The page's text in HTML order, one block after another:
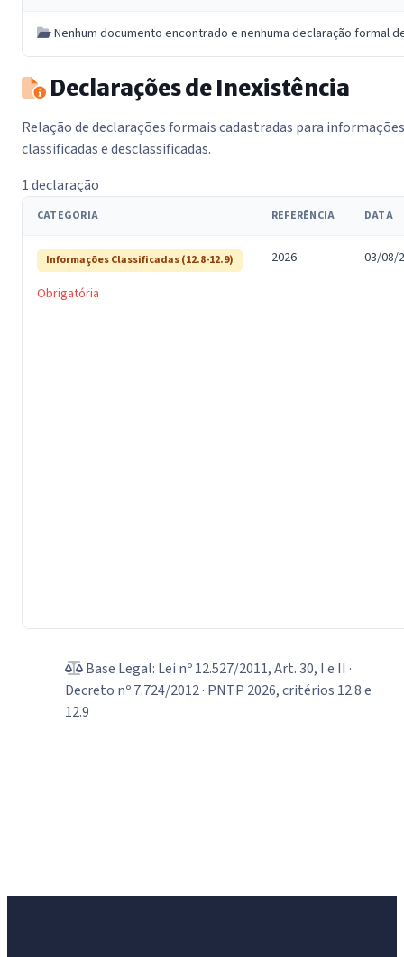
Nenhum documento encontrado e nenhuma declaração formal
Declarações de Inexistência
Relação de declarações formais cadastradas para informações
classificadas e desclassificadas.
1 declaração
CATEGORIA REFERÊNCIA DATA
Informações Classificadas (12.8-12.9)
Obrigatória
2026 03/08/
Base Legal: Lei nº 12.527/2011, Art. 30, I e II ·
Decreto nº 7.724/2012 · PNTP 2026, critérios 12.8 e
12.9